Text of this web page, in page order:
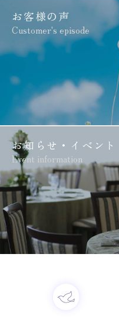
お客様の声
Customer's episode
お知らせ・イベント
Event information